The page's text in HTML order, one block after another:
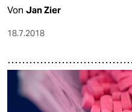
Von Jan Zier
18.7.2018